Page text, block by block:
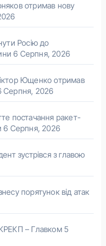
отримав нову
Росію до
6 Серпня, 2026
Ющенко отримав
Серпня, 2026
постачання ракет-
6 Серпня, 2026
зустрівся з главою
порятунок від атак
– Главком 5